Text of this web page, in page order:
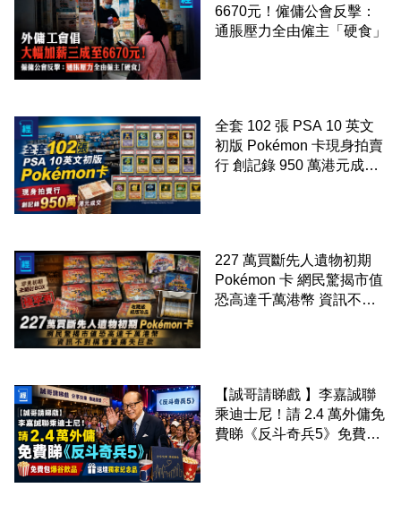
6670元！僱傭公會反擊：
通脹壓力全由僱主「硬食」
全套 102 張 PSA 10 英文
初版 Pokémon 卡現身拍賣
行 創記錄 950 萬港元成交
227 萬買斷先人遺物初期
Pokémon 卡 網民驚揭市值
恐高達千萬港幣 資訊不對
【誠哥請睇戲 】李嘉誠聯
乘迪士尼！請 2.4 萬外傭免
費睇《反斗奇兵5》免費包